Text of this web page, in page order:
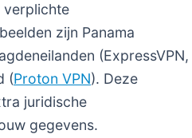
verplichte
zijn Panama
(ExpressVPN,
(Proton VPN). Deze
juridische
gegevens.